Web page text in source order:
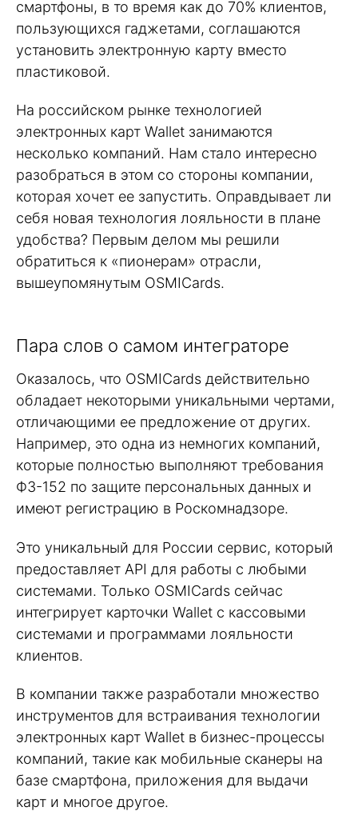
смартфоны, в то время как до 70% клиентов,
пользующихся гаджетами, соглашаются
установить электронную карту вместо
пластиковой.
На российском рынке технологией
электронных карт Wallet занимаются
несколько компаний. Нам стало интересно
разобраться в этом со стороны компании,
которая хочет ее запустить. Оправдывает ли
себя новая технология лояльности в плане
удобства? Первым делом мы решили
обратиться к «пионерам» отрасли,
вышеупомянутым OSMICards.
Пара слов о самом интеграторе
Оказалось, что OSMICards действительно
обладает некоторыми уникальными чертами,
отличающими ее предложение от других.
Например, это одна из немногих компаний,
которые полностью выполняют требования
ФЗ-152 по защите персональных данных и
имеют регистрацию в Роскомнадзоре.
Это уникальный для России сервис, который
предоставляет API для работы с любыми
системами. Только OSMICards сейчас
интегрирует карточки Wallet с кассовыми
системами и программами лояльности
клиентов.
В компании также разработали множество
инструментов для встраивания технологии
электронных карт Wallet в бизнес-процессы
компаний, такие как мобильные сканеры на
базе смартфона, приложения для выдачи
карт и многое другое.